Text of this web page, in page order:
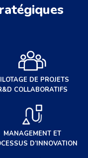
DE PROJETS
COLLABORATIFS
MANAGEMENT ET
D’INNOVATION